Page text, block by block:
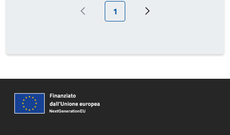
Pagina precedente
Pagina attuale
1 Prossima pagina